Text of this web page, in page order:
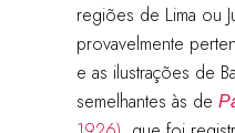
regiões de Lima ou
provavelmente
e as ilustrações de
semelhantes às de